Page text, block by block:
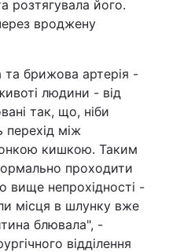
розтягувала його.
вроджену
та брижова артерія -
людини - від
так, що, ніби
перехід між
кишкою. Таким
проходити
вище непрохідності -
місця в шлунку вже
блювала", -
відділення